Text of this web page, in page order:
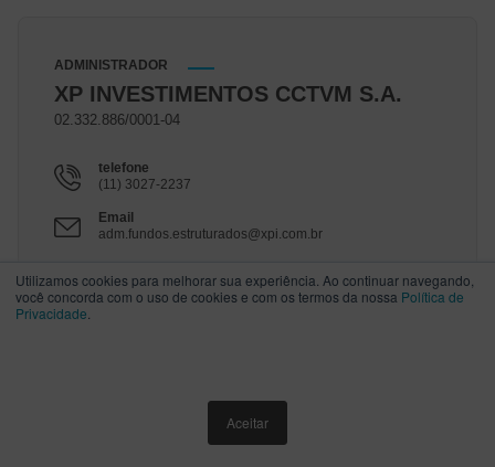
Utilizamos cookies para melhorar sua experiência. Ao continuar navegando,
você concorda com o uso de cookies e com os termos da nossa Política de
Privacidade
Aceitar
ADMINISTRADOR
XP INVESTIMENTOS CCTVM S.A.
02.332.886/0001-04
telefone
(11) 3027-2237
Email
adm.fundos.estruturados@xpi.com.br
www.xpi.com.br